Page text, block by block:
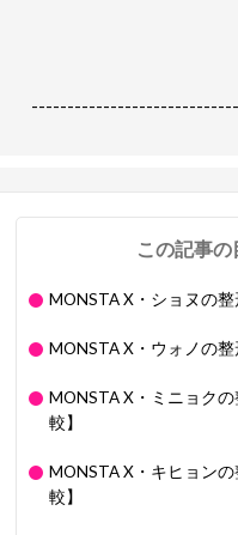
この記事の
MONSTA X・ショヌの
MONSTA X・ウォノの
MONSTA X・ミニョク
較】
MONSTA X・キヒョン
較】